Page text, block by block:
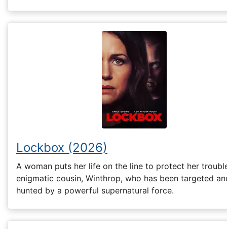
Lockbox (2026)
A woman puts her life on the line to protect her
enigmatic cousin, Winthrop, who has been targeted
hunted by a powerful supernatural force.